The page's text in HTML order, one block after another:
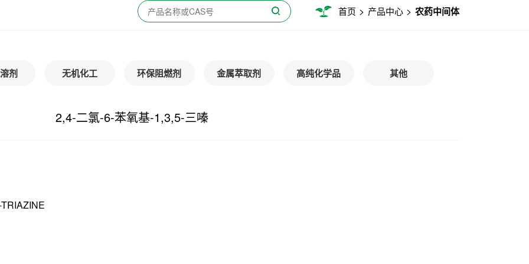
首页 > 产品中心 > 农药中间体
剂 无机化工 环保阻燃剂 金属萃取剂 高纯化学品 其他
2,4-二氯-6-苯氧基-1,3,5-三嗪